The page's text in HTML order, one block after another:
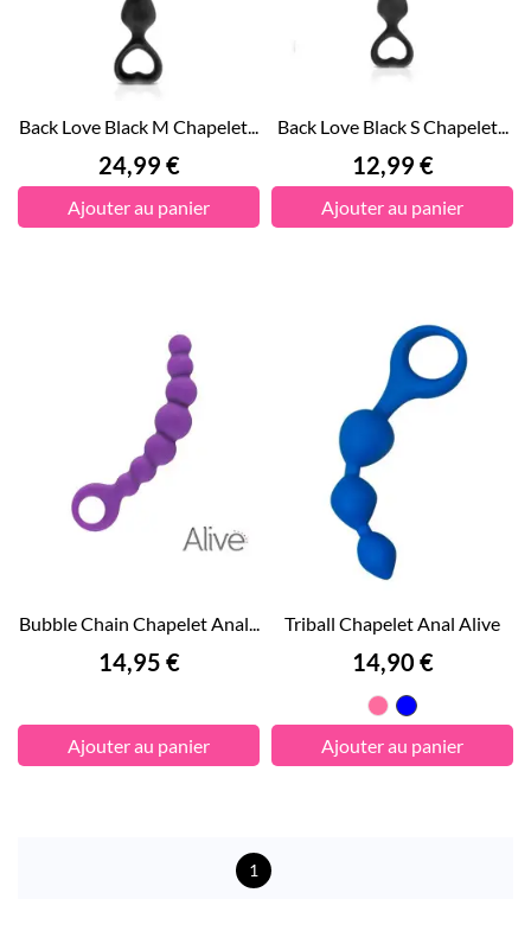
Back Love Black M Chapelet...
Prix
24,99 €
Ajouter au panier
Back Love Black S Chapelet...
Prix
12,99 €
Ajouter au panier
Bubble Chain Chapelet Anal...
Prix
14,95 €
Ajouter au panier
Triball Chapelet Anal Alive
Prix
14,90 €
RoseBleu
Ajouter au panier
1